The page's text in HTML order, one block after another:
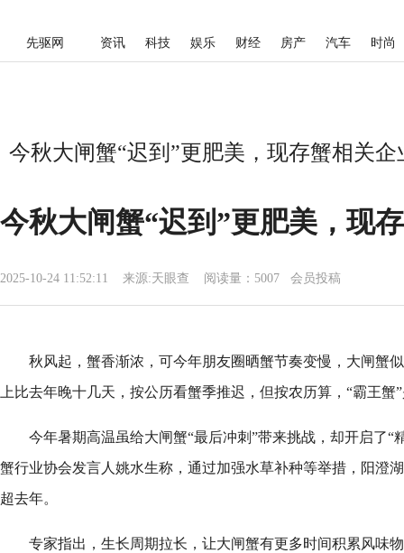
先驱网 资讯 科技 娱乐 财经 房产 汽车 时尚
今秋大闸蟹“迟到”更肥美，现存蟹相关
今秋大闸蟹“迟到”更肥美，现
2025-10-24 11:52:11 来源:天眼查 阅读量：5007 会员投稿
秋风起，蟹香渐浓，可今年朋友圈晒蟹节奏变慢，大闸蟹
上比去年晚十几天，按公历看蟹季推迟，但按农历算，“霸王蟹
今年暑期高温虽给大闸蟹“最后冲刺”带来挑战，却开启了“
蟹行业协会发言人姚水生称，通过加强水草补种等举措，阳澄
超去年。
专家指出，生长周期拉长，让大闸蟹有更多时间积累风味